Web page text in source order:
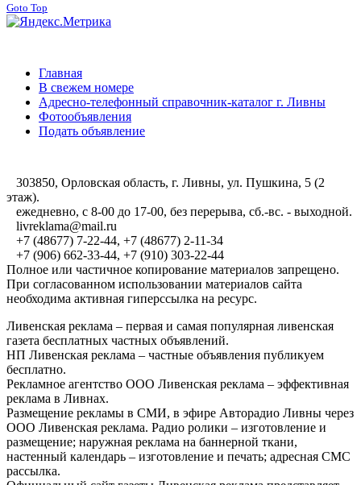
Goto Top
Главная
В свежем номере
Адресно-телефонный справочник-каталог г. Ливны
Фотообъявления
Подать объявление
303850, Орловская область, г. Ливны, ул. Пушкина, 5 (2
этаж).
ежедневно, с 8-00 до 17-00, без перерыва, сб.-вс. - выходной.
livreklama@mail.ru
+7 (48677) 7-22-44, +7 (48677) 2-11-34
+7 (906) 662-33-44, +7 (910) 303-22-44
Полное или частичное копирование материалов запрещено.
При согласованном использовании материалов сайта
необходима активная гиперссылка на ресурс.
Ливенская реклама – первая и самая популярная ливенская
газета бесплатных частных объявлений.
НП Ливенская реклама – частные объявления публикуем
бесплатно.
Рекламное агентство ООО Ливенская реклама – эффективная
реклама в Ливнах.
Размещение рекламы в СМИ, в эфире Авторадио Ливны через
ООО Ливенская реклама. Радио ролики – изготовление и
размещение; наружная реклама на баннерной ткани,
настенный календарь – изготовление и печать; адресная СМС
рассылка.